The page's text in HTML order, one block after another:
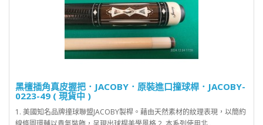
黑檀插角真皮握把．JACOBY．原裝進口撞球桿．JACOBY-
0223-49 ( 現貨中 )
1. 美國知名品牌撞球聯盟JACOBY製桿。藉由天然素材的紋理表現，以簡約